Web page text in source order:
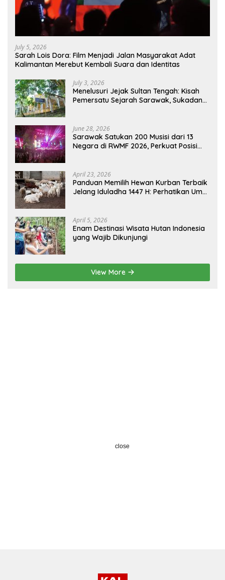
July 5, 2026
Sarah Lois Dora: Film Menjadi Jalan Masyarakat Adat
Kalimantan Merebut Kembali Suara dan Identitas
July 3, 2026
Menelusuri Jejak Sultan Tengah: Kisah
Pemersatu Sejarah Sarawak, Sukadana,
June 28, 2026
Sarawak Satukan 200 Musisi dari 13
Negara di RWMF 2026, Perkuat Posisi
April 23, 2026
Panduan Memilih Hewan Kurban Terbaik
Jelang Iduladha 1447 H: Perhatikan Umur
April 5, 2026
Enam Destinasi Wisata Hutan Indonesia
yang Wajib Dikunjungi
View More
close